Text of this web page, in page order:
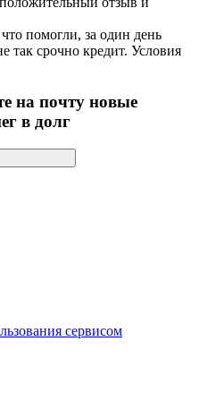
помогли, за один день
срочно кредит. Условия
на почту новые
в долг
сервисом